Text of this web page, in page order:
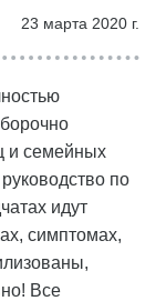
23 марта 2020 г.
и семейных
по
идут
симптомах,
Все